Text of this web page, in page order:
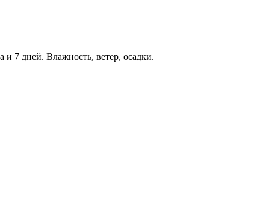
и 7 дней. Влажность, ветер, осадки.